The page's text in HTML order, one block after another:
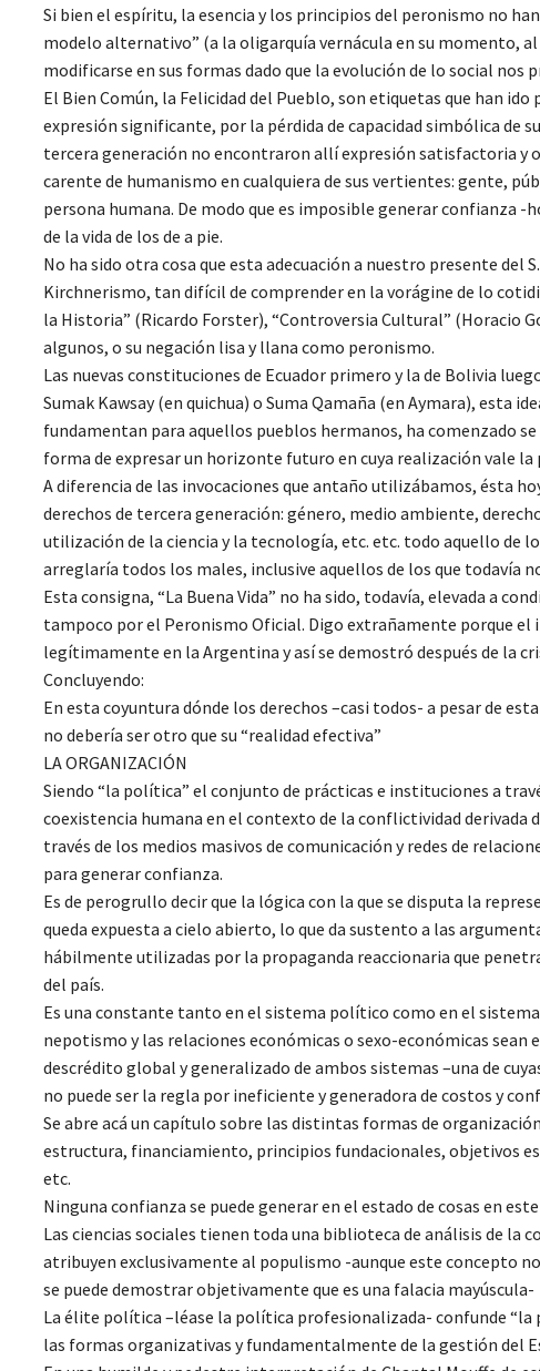
Si bien el espíritu, la esencia y los principios del peronismo no
modelo alternativo” (a la oligarquía vernácula en su momento,
modificarse en sus formas dado que la evolución de lo social nos
El Bien Común, la Felicidad del Pueblo, son etiquetas que han
expresión significante, por la pérdida de capacidad simbólica de
tercera generación no encontraron allí expresión satisfactoria
carente de humanismo en cualquiera de sus vertientes: gente,
persona humana. De modo que es imposible generar confianza
de la vida de los de a pie.
No ha sido otra cosa que esta adecuación a nuestro presente del
Kirchnerismo, tan difícil de comprender en la vorágine de lo
la Historia” (Ricardo Forster), “Controversia Cultural” (Horacio
algunos, o su negación lisa y llana como peronismo.
Las nuevas constituciones de Ecuador primero y la de Bolivia
Sumak Kawsay (en quichua) o Suma Qamaña (en Aymara), esta
fundamentan para aquellos pueblos hermanos, ha comenzado
forma de expresar un horizonte futuro en cuya realización vale la
A diferencia de las invocaciones que antaño utilizábamos, ésta
derechos de tercera generación: género, medio ambiente,
utilización de la ciencia y la tecnología, etc. etc. todo aquello de
arreglaría todos los males, inclusive aquellos de los que todavía
Esta consigna, “La Buena Vida” no ha sido, todavía, elevada a
tampoco por el Peronismo Oficial. Digo extrañamente porque
legítimamente en la Argentina y así se demostró después de la
Concluyendo:
En esta coyuntura dónde los derechos –casi todos- a pesar de
no debería ser otro que su “realidad efectiva”
LA ORGANIZACIÓN
Siendo “la política” el conjunto de prácticas e instituciones a
coexistencia humana en el contexto de la conflictividad derivada
través de los medios masivos de comunicación y redes de
para generar confianza.
Es de perogrullo decir que la lógica con la que se disputa la
queda expuesta a cielo abierto, lo que da sustento a las
hábilmente utilizadas por la propaganda reaccionaria que
del país.
Es una constante tanto en el sistema político como en el
nepotismo y las relaciones económicas o sexo-económicas
descrédito global y generalizado de ambos sistemas –una de
no puede ser la regla por ineficiente y generadora de costos y
Se abre acá un capítulo sobre las distintas formas de
estructura, financiamiento, principios fundacionales, objetivos
etc.
Ninguna confianza se puede generar en el estado de cosas en
Las ciencias sociales tienen toda una biblioteca de análisis de
atribuyen exclusivamente al populismo -aunque este concepto
se puede demostrar objetivamente que es una falacia mayúscula-
La élite política –léase la política profesionalizada- confunde
las formas organizativas y fundamentalmente de la gestión del